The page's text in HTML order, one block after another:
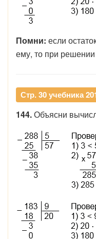
Помни: если
ему, то при
Стр. 30 учебника
144.Объясни